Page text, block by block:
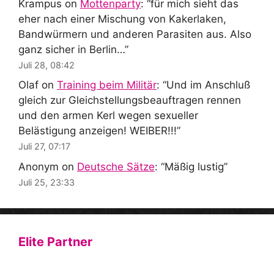
Krampus on Mottenparty: “für mich sieht das
eher nach einer Mischung von Kakerlaken,
Bandwürmern und anderen Parasiten aus. Also
ganz sicher in Berlin…”
Juli 28, 08:42
Olaf on Training beim Militär: “Und im Anschluß
gleich zur Gleichstellungsbeauftragen rennen
und den armen Kerl wegen sexueller
Belästigung anzeigen! WEIBER!!!”
Juli 27, 07:17
Anonym on Deutsche Sätze: “Mäßig lustig”
Juli 25, 23:33
Elite Partner